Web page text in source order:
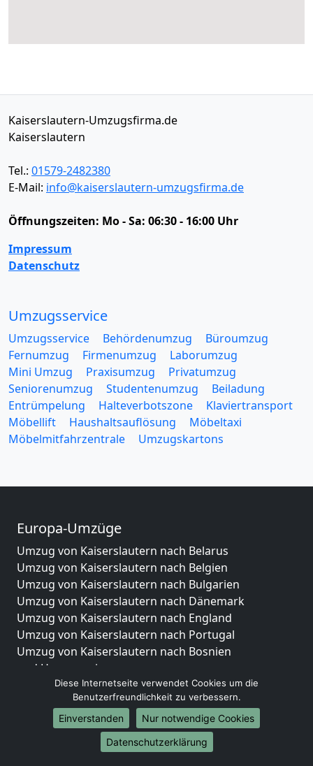
Kaiserslautern-Umzugsfirma.de
Kaiserslautern
Tel.: 01579-2482380
E-Mail: info@kaiserslautern-umzugsfirma.de
Öffnungszeiten: Mo - Sa: 06:30 - 16:00 Uhr
Impressum
Datenschutz
Umzugsservice
Umzugsservice Behördenumzug
Büroumzug
Fernumzug
Firmenumzug
Laborumzug
Mini Umzug
Praxisumzug
Privatumzug
Seniorenumzug
Studentenumzug
Beiladung
Entrümpelung
Halteverbotszone
Klaviertransport
Möbellift
Haushaltsauflösung
Möbeltaxi
Möbelmitfahrzentrale
Umzugskartons
Europa-Umzüge
Umzug von Kaiserslautern nach Belarus
Umzug von Kaiserslautern nach Belgien
Umzug von Kaiserslautern nach Bulgarien
Umzug von Kaiserslautern nach Dänemark
Umzug von Kaiserslautern nach England
Umzug von Kaiserslautern nach Portugal
Umzug von Kaiserslautern nach Bosnien
und Herzegowina
Umzug von Kaiserslautern nach Irland
Umzug von Kaiserslautern nach Lettland
Umzug von Kaiserslautern nach Zypern
Umzug von Kaiserslautern nach Kroatien
Umzug von Kaiserslautern nach Estland
Diese Internetseite verwendet Cookies um die
Benutzerfreundlichkeit zu verbessern.
Einverstanden
Nur notwendige Cookies
Datenschutzerklärung